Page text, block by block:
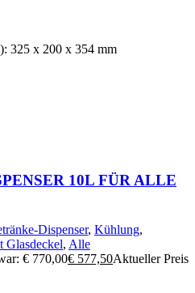
325 x 200 x 354 mm
10L FÜR ALLE
Dispenser, Kühlung,
Glasdeckel, Alle
€ 770,00€ 577,50Aktueller Preis